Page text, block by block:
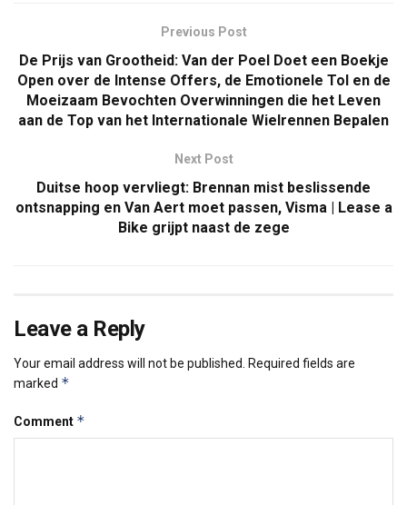
Previous Post
De Prijs van Grootheid: Van der Poel Doet een Boekje
Open over de Intense Offers, de Emotionele Tol en de
Moeizaam Bevochten Overwinningen die het Leven
aan de Top van het Internationale Wielrennen Bepalen
Next Post
Duitse hoop vervliegt: Brennan mist beslissende
ontsnapping en Van Aert moet passen, Visma | Lease a
Bike grijpt naast de zege
Leave a Reply
Your email address will not be published.
Required fields are
marked *
Comment *